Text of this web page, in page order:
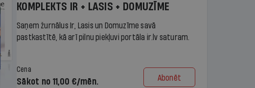
KOMPLEKTS IR + LASIS + DOMUZĪME
Saņem žurnālus Ir, Lasis un Domuzīme savā
pastkastītē, kā arī pilnu piekļuvi portāla ir.lv saturam.
Cena
Sākot no 11,00 €/mēn. Abonēt